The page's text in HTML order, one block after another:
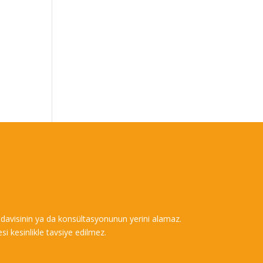
ya da konsültasyonunun yerini alamaz.
kesinlikle tavsiye edilmez.